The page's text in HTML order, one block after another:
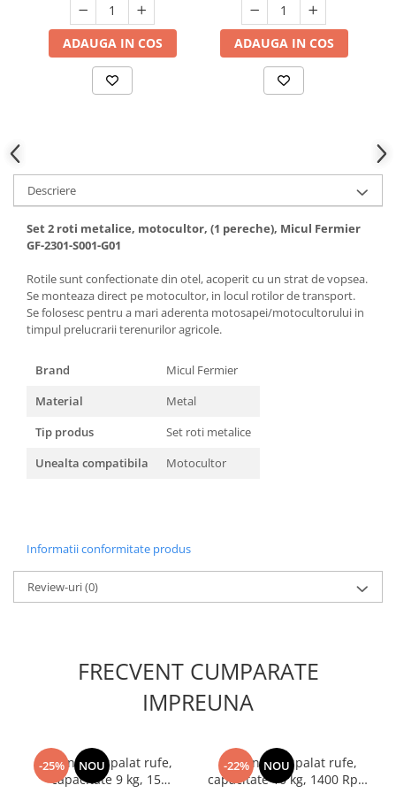
Hote bucatarie
Consumabile
Hote cupolare
Hote insula
Hote telescopice
Hote traditionale
Masini de Spalat Rufe & Uscatoare
Accesorii masini de spalat &
uscatoare
Masini automate de spalat rufe
Masini de spalat rufe cu uscator
Masini de spalat rufe verticale
Uscatoare de rufe
Masini de spalat vase
independente
Pompe de stropit
Sobe pe gaz & electrice
Aspiratoare
Suflante Frunze
ADAUGA IN COS ADAUGA IN COS
Descriere
Set 2 roti metalice, motocultor, (1 pereche), Micul Fermier
GF-2301-S001-G01
Rotile sunt confectionate din otel, acoperit cu un strat de vopsea.
Se monteaza direct pe motocultor, in locul rotilor de transport.
Se folosesc pentru a mari aderenta motosapei/motocultorului in
timpul prelucrarii terenurilor agricole.
Brand
Micul Fermier
Material
Metal
Tip produs
Set roti metalice
Unealta compatibila
Motocultor
Informatii conformitate produs
Review-uri(0)
FRECVENT CUMPARATE
IMPREUNA
-25% NOU
Masina de spalat rufe,
capacitate 9 kg, 15
-22% NOU
Masina de spalat rufe,
capacitate 10 kg, 1400 Rpm,